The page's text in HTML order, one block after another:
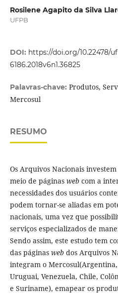
Rosilene Agapito da Silva
UFPB
DOI: https://doi.org/10.22478/
6186.2018v6n1.36825
Palavras-chave: Produtos,
Mercosul
RESUMO
Os Arquivos Nacionais
meio de páginas web com a
necessidades dos usuários
podem tornar-se aliadas em
nacionais, uma vez que
serviços especializados de
Sendo assim, este estudo tem
das páginas webdos Arquivos
integram o
Uruguai, Venezuela, Chile,
e Suriname), emapear os